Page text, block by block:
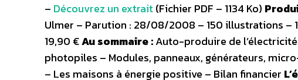
– Découvrez un extrait(Fichier PDF – 1134 Ko)
Ulmer – Parution : 28/08/2008 – 150 illustrations –
19,90 €Au sommaire :Auto-produire de
photopiles – Modules, panneaux, générateurs,
– Les maisons à énergie positive – Bilan financier